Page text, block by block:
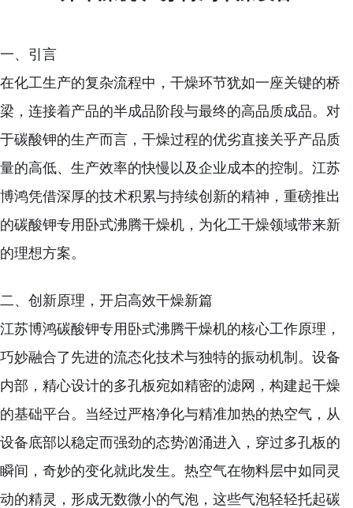
一、引言
在化工生产的复杂流程中，干燥环节犹如一座关键的桥
梁，连接着产品的半成品阶段与最终的高品质成品。对
于碳酸钾的生产而言，干燥过程的优劣直接关乎产品质
量的高低、生产效率的快慢以及企业成本的控制。江苏
博鸿凭借深厚的技术积累与持续创新的精神，重磅推出
的碳酸钾专用卧式沸腾干燥机，为化工干燥领域带来新
的理想方案。
二、创新原理，开启高效干燥新篇
江苏博鸿碳酸钾专用卧式沸腾干燥机的核心工作原理，
巧妙融合了先进的流态化技术与独特的振动机制。设备
内部，精心设计的多孔板宛如精密的滤网，构建起干燥
的基础平台。当经过严格净化与精准加热的热空气，从
设备底部以稳定而强劲的态势汹涌进入，穿过多孔板的
瞬间，奇妙的变化就此发生。热空气在物料层中如同灵
动的精灵，形成无数微小的气泡，这些气泡轻轻托起碳